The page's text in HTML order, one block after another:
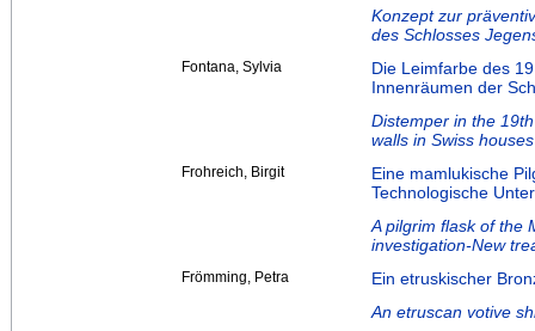
Konzept zur
des Schlosses
Fontana, Sylvia
Die Leimfarbe des
Innenräumen der
Distemper in the
walls in Swiss houses
Frohreich, Birgit
Eine mamlukische
Technologische
A pilgrim flask of the
investigation-New
Frömming, Petra
Ein etruskischer
An etruscan votive